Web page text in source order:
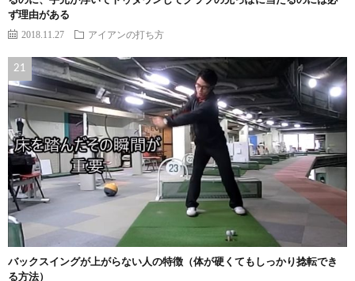
ず理由がある
2018.11.27 アイアンの打ち方
バックスイングが上がらない人の特徴（体が硬くてもしっかり捻転でき
る方法）